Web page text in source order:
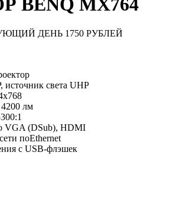
BENQ MX764
ДЕНЬ 1750 РУБЛЕЙ
источник света UHP
лм
VGA (DSub), HDMI
поEthernet
с USB-флэшек